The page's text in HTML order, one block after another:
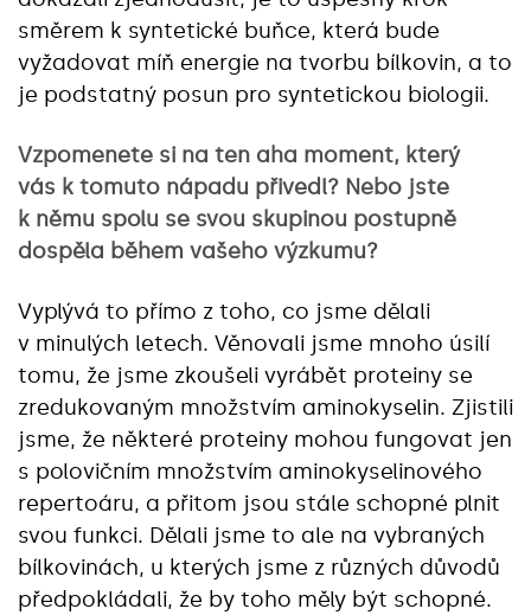
směrem k syntetické buňce, která bude
vyžadovat míň energie na tvorbu bílkovin, a to
je podstatný posun pro syntetickou biologii.
Vzpomenete si na ten aha moment, který
vás k tomuto nápadu přivedl? Nebo jste
k němu spolu se svou skupinou postupně
dospěla během vašeho výzkumu?
Vyplývá to přímo z toho, co jsme dělali
v minulých letech. Věnovali jsme mnoho úsilí
tomu, že jsme zkoušeli vyrábět proteiny se
zredukovaným množstvím aminokyselin. Zjistili
jsme, že některé proteiny mohou fungovat jen
s polovičním množstvím aminokyselinového
repertoáru, a přitom jsou stále schopné plnit
svou funkci. Dělali jsme to ale na vybraných
bílkovinách, u kterých jsme z různých důvodů
předpokládali, že by toho měly být schopné.